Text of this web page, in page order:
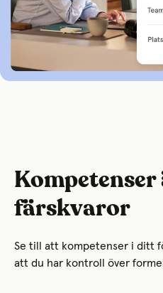
Kompetenser
färskvaror
Se till att kompetenser i ditt
att du har kontroll över